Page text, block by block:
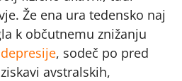
Že ena ura tedensko naj
k občutnemu znižanju
, sodeč po pred
avstralskih,